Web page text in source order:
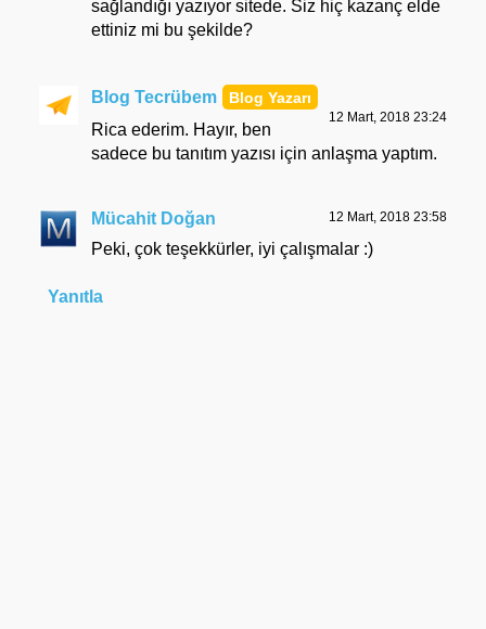
sağlandığı yazıyor sitede. Siz hiç kazanç elde
ettiniz mi bu şekilde?
Blog Tecrübem
12 Mart, 2018 23:24
Rica ederim. Hayır, ben
sadece bu tanıtım yazısı için anlaşma yaptım.
Mücahit Doğan 12 Mart, 2018 23:58
Peki, çok teşekkürler, iyi çalışmalar :)
Yanıtla